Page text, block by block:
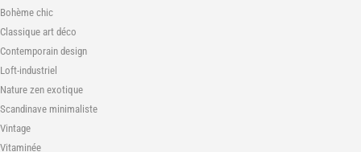
Bohème chic
Classique art déco
Contemporain design
Loft-industriel
Nature zen exotique
Scandinave minimaliste
Vintage
Vitaminée